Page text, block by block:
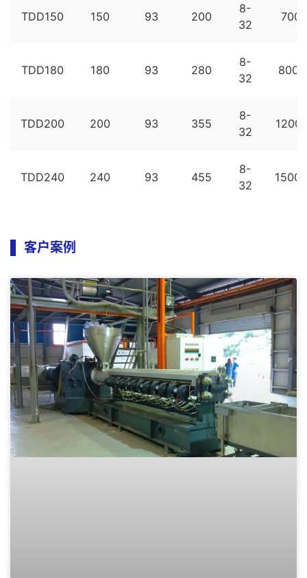
TDD150 150 93 200
8-
32
TDD180 180 93 280
8-
32
TDD200 200 93 355
8-
32
TDD240 240 93 455
8-
32
客户案例